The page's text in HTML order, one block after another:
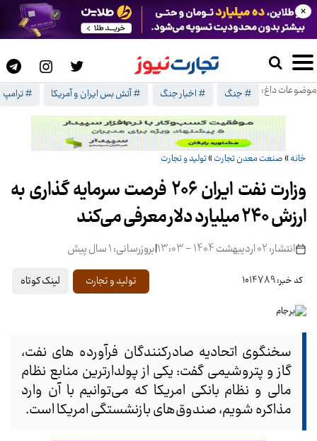
موضوعات داغ: # جنگ # اخبار جنگ # آتش بس ایران و آمریکا # ترامپ
×
خانه» صنعت معدن تجارت»تولید و تجارت
وزارت نفت ایران ۲۰۶ فرصت سرمایه گذاری به
ارزش ۲۴۰ میلیارد دلار معرفی می‌کند
انتشار: 02 اردیبهشت 1404 - 13:03 |بروزرسانی: 1 سال پیش
کد خبر: 1014789 تولید و تجارت لینک کوتاه
سخنگوی اتحادیه صادرکنندگان فرآورده های نفت،
گاز و پتروشیمی گفت: یکی از پولدارترین منابع نظام
مالی و نظام بانکی امریکا که می‌توانیم با آن وارد
مذاکره شویم، صندو‌ق‌های بازنشستگی امریکا است.